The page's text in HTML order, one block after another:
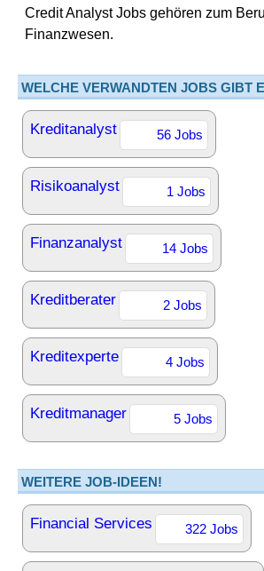
Credit Analyst Jobs gehören zum
Finanzwesen.
WELCHE VERWANDTEN JOBS GIBT
Kreditanalyst 56 Jobs
Risikoanalyst 1 Jobs
Finanzanalyst 14 Jobs
Kreditberater 2 Jobs
Kreditexperte 4 Jobs
Kreditmanager 5 Jobs
WEITERE JOB-IDEEN!
Financial Services 322 Jobs